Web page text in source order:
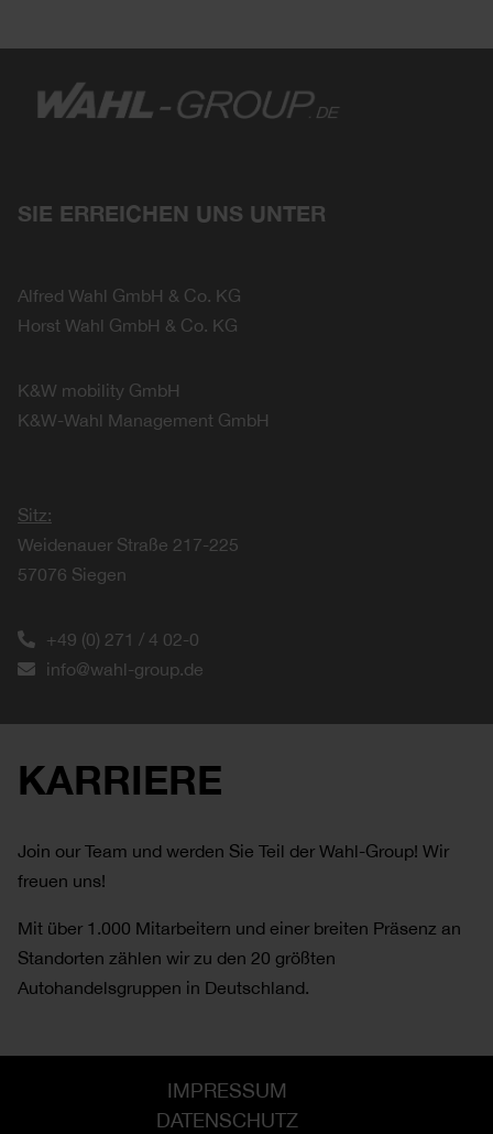
SIE ERREICHEN UNS UNTER
Alfred Wahl GmbH & Co. KG
Horst Wahl GmbH & Co. KG
K&W mobility GmbH
K&W-Wahl Management GmbH
Sitz:
Weidenauer Straße 217-225
57076 Siegen
+49 (0) 271 / 4 02-0
info@wahl-group.de
KARRIERE
Join our Team und werden Sie Teil der Wahl-Group! Wir
freuen uns!
Mit über 1.000 Mitarbeitern und einer breiten Präsenz an
Standorten zählen wir zu den 20 größten
Autohandelsgruppen in Deutschland.
IMPRESSUM
DATENSCHUTZ